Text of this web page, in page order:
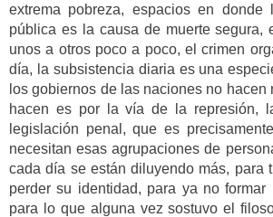
extrema pobreza, espacios en donde
pública es la causa de muerte segura,
unos a otros poco a poco, el crimen
día, la subsistencia diaria es una
los gobiernos de las naciones no hacen
hacen es por la vía de la represión,
legislación penal, que es
necesitan esas agrupaciones de
cada día se están diluyendo más, para
perder su identidad, para ya no formar
para lo que alguna vez sostuvo el